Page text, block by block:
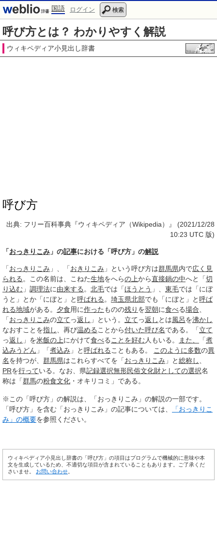
国語 ログイン 検索
呼び方とは？ わかりやすく解説
ウィキペディア小見出し辞書
呼び方
出典: フリー百科事典『ウィキペディア（Wikipedia）』 (2021/12/28
10:23 UTC 版)
「おっきりこみ 」の記事における「呼び方」の解説
「おっきりこみ 」、「おきりこみ 」という呼び方は群馬県内で広く 見
られる 。この名前は、こねた生地をへらの上から直接鍋の中へと「切
り込む 」 調理法に由来する 。 北毛では「ほうとう 」、 東毛では「にぼ
うと」とか「にぼと」と呼ばれる 。 埼玉県北部でも「にぼと」と呼ば
れる地域がある。 夕食用に作った ものの残り を翌朝に食べる場合
「おっきりこみの立てっ返し 」という。 立てっ返し とは 風呂を沸かし
なおすことを指し 、再び温める ことから付いた呼び名である。「立て
っ返し 」を米飯の上にかけて食べる ことを好む人もいる。 また、 「煮
込みうどん 」「煮込み 」と呼ばれる こともある。 このように多数の異
名を持つが、 群馬県はこれらすべてを「おっきりこみ 」と総称し
PRを行っている。なお、県記録選択無形民俗文化財としての選択名
称は「群馬の粉食文化 ・オキリコミ」である。
※この「呼び方」の解説は、「おっきりこみ」の解説の一部です。
「呼び方」を含む「おっきりこみ」の記事については、
「おっきりこ
み」の概要を参照ください。
ウィキペディア小見出し辞書の「呼び方」の項目はプログラムで機械的に意味や本
文を生成しているため、不適切な項目が含まれていることもあります。ご了承くだ
さいませ。 お問い合わせ